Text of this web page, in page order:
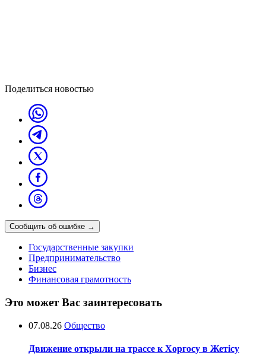
Поделиться новостью
Сообщить об ошибке →
Государственные закупки
Предпринимательство
Бизнес
Финансовая грамотность
Это может Вас заинтересовать
07.08.26 Общество
Движение открыли на трассе к Хоргосу в Жетісу